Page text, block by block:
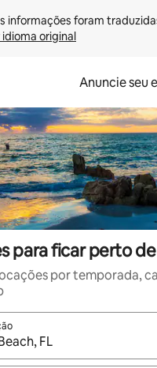
original
Anuncie seu
para ficar perto
por temporada,
os resultados estiverem